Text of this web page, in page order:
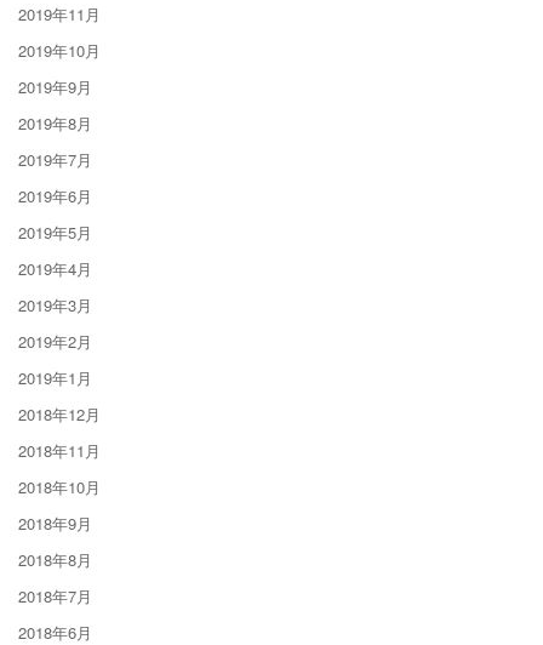
2019年11月
2019年10月
2019年9月
2019年8月
2019年7月
2019年6月
2019年5月
2019年4月
2019年3月
2019年2月
2019年1月
2018年12月
2018年11月
2018年10月
2018年9月
2018年8月
2018年7月
2018年6月